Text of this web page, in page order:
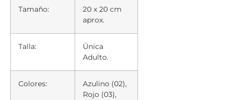
Tamaño:
20 x 20 cm
aprox.
Talla:
Única
Adulto.
Colores:
Azulino (02),
Rojo (03),